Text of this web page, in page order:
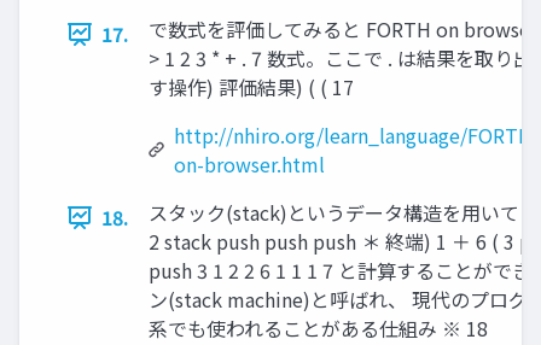
17.
で数式を評価してみると FORTH on browser
> 1 2 3 * + . 7 数式。ここで . は結果を取り出
す操作) 評価結果) ( ( 17
http://nhiro.org/learn_language/FORTH-
on-browser.html
18.
スタック(stack)というデータ構造を用いて
2 stack push push push ＊ 終端) 1 ＋ 6 ( 3
push 3 1 2 2 6 1 1 1 7 と計算することができ
ン(stack machine)と呼ばれ、 現代のプログ
系でも使われることがある仕組み ※ 18